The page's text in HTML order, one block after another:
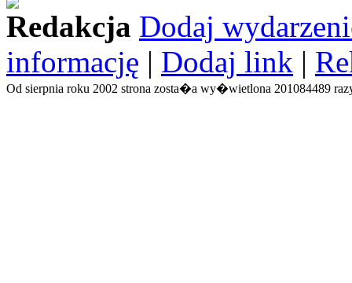
Redakcja Dodaj
informację | Dodaj link |
Od sierpnia roku 2002 strona zosta�a wy�wietlona 201084489